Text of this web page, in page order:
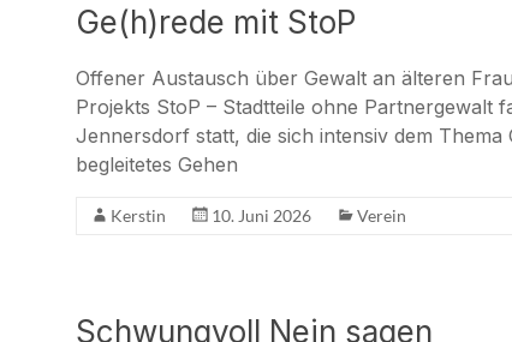
Ge(h)rede mit StoP
Offener Austausch über Gewalt an älteren
Projekts StoP – Stadtteile ohne Partnergewalt
Jennersdorf statt, die sich intensiv dem
begleitetes Gehen
Kerstin 10. Juni 2026 Verein
Schwungvoll Nein sagen